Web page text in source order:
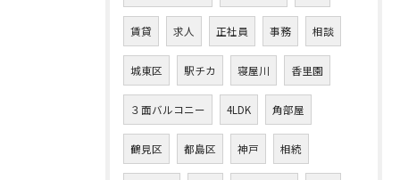
賃貸 求人 正社員 事務 相談
城東区 駅チカ 寝屋川 香里園
３面バルコニー 4LDK 角部屋
鶴見区 都島区 神戸 相続